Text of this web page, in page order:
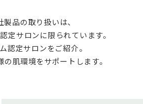
品の取り扱いは、
定サロンに限られています。
認定サロンをご紹介。
肌環境をサポートします。